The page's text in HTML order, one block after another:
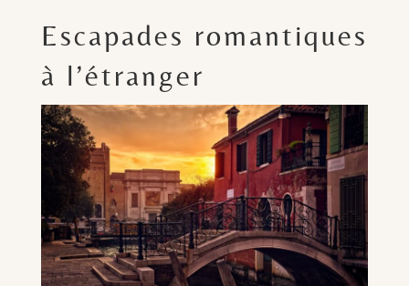
Escapades romantiques
à l’étranger